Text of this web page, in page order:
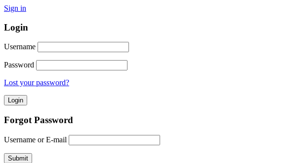
Sign in
Login
Username
Password
Lost your password?
Forgot Password
Username or E-mail